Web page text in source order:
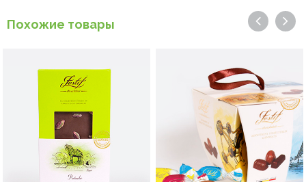
Похожие товары